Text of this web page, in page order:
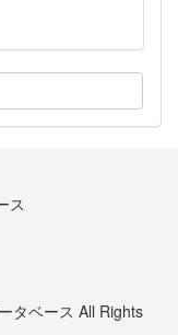
ス
タベース All Rights